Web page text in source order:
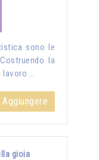
sono le
la
lavoro …
Aggiungere
gioia